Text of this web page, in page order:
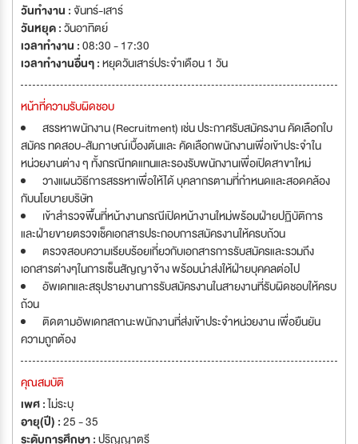
วันทำงาน :จันทร์-เสาร์
วันหยุด :วันอาทิตย์
เวลาทำงาน :08:30 - 17:30
เวลาทำงานอื่นๆ :หยุดวันเสาร์ประจำเดือน 1 วัน
หน้าที่ความรับผิดชอบ
สรรหาพนักงาน (Recruitment) เช่น ประกาศรับสมัครงาน คัดเลือกใบ
สมัคร ทดสอบ-สัมภาษณ์เบื้องต้นและ คัดเลือกพนักงานเพื่อเข้าประจำใน
หน่วยงานต่าง ๆ ทั้งกรณีทดแทนและรองรับพนักงานเพื่อเปิดสาขาใหม่
วางแผนวิธีการสรรหาเพื่อให้ได้ บุคลากรตามที่กำหนดและสอดคล้อง
กับนโยบายบริษัท
เข้าสำรวจพื้นที่หน้างานกรณีเปิดหน้างานใหม่พร้อมฝ่ายปฏิบัติการ
และฝ่ายขายตรวจเช็คเอกสารประกอบการสมัครงานให้ครบถ้วน
ตรวจสอบความเรียบร้อยเกี่ยวกับเอกสารการรับสมัครและรวมถึง
เอกสารต่างๆในการเซ็นสัญญาจ้าง พร้อมนำส่งให้ฝ่ายบุคคลต่อไป
อัพเดทและสรุปรายงานการรับสมัครงานในสายงานที่รับผิดชอบให้ครบ
ถ้วน
ติดตามอัพเดทสถานะพนักงานที่ส่งเข้าประจำหน่วยงาน เพื่อยืนยัน
ความถูกต้อง
คุณสมบัติ
เพศ :ไม่ระบุ
อายุ(ปี) :25 - 35
ระดับการศึกษา :ปริญญาตรี